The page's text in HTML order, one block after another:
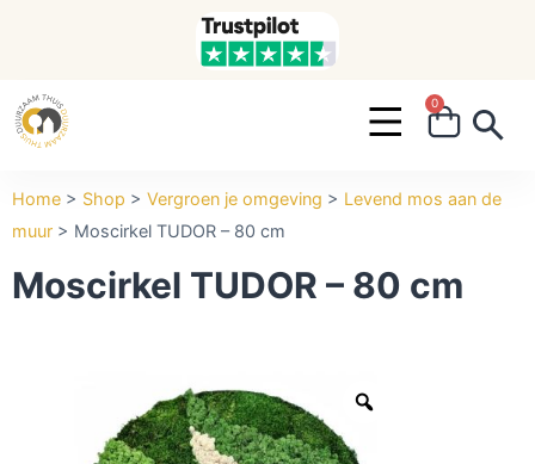
0
Home > Shop > Vergroen je omgeving > Levend mos aan de
muur > Moscirkel TUDOR – 80 cm
Moscirkel TUDOR – 80 cm